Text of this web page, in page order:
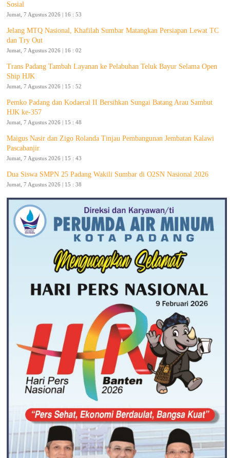
Sosial
Jumat, 7 Agustus 2026 | 16 : 53
Jelang MTQ Nasional, Khafilah Sumbar Matangkan Persiapan Lewat TC
dan Try Out
Jumat, 7 Agustus 2026 | 16 : 02
Trans Padang Tambah Layanan ke Pelabuhan Teluk Bayur Selama Open
Ship HJK
Jumat, 7 Agustus 2026 | 15 : 52
Pemko Padang dan Kodaeral II Bersihkan Sungai Batang Arau Sambut
HJK ke-357
Jumat, 7 Agustus 2026 | 15 : 48
Maigus Nasir dan Zigo Rolanda Tinjau Pembangunan Jembatan Kalawi
Pascabanjir
Jumat, 7 Agustus 2026 | 15 : 43
Dua Siswa SMPN 25 Padang Wakili Sumbar di O2SN Nasional 2026
Jumat, 7 Agustus 2026 | 15 : 38